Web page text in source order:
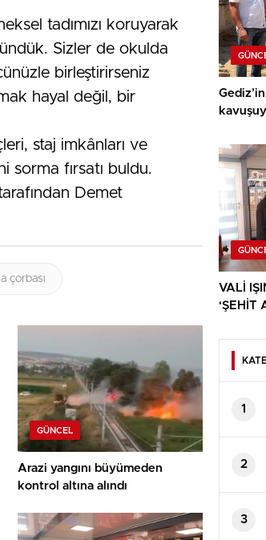
tadımızı koruyarak
Sizler de okulda
birleştirirseniz
hayal değil, bir
staj imkânları ve
sorma fırsatı buldu.
Demet
çorbası
GÜNCEL
Arazi yangını büyümeden
kontrol altına alındı
VALİ
‘ŞEHİT
1
2
3